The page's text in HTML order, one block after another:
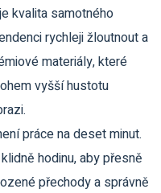
kvalita samotného
rychleji žloutnout a
materiály, které
vyšší hustotu
práce na deset minut.
hodinu, aby přesně
přechody a správně